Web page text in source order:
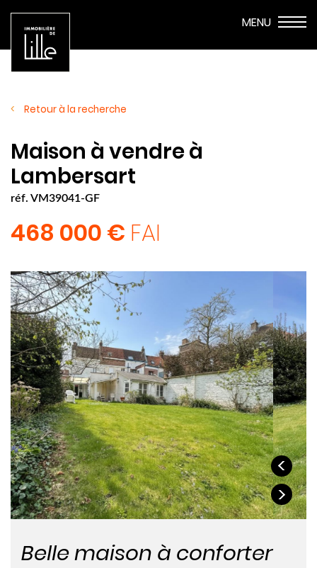
Retour à la recherche
Maison à vendre à
Lambersart
réf. VM39041-GF
468 000 € FAI
Belle maison à conforter